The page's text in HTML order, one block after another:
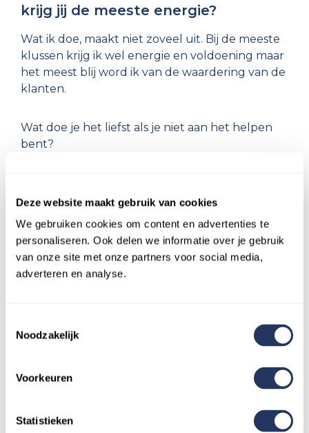
Deze website maakt gebruik van cookies
We gebruiken cookies om content en advertenties te
personaliseren. Ook delen we informatie over je gebruik
van onze site met onze partners voor social media,
adverteren en analyse.
Noodzakelijk
Voorkeuren
Statistieken
krijg jij de meeste energie?
Wat ik doe, maakt niet zoveel uit. Bij de meeste
klussen krijg ik wel energie en voldoening maar
het meest blij word ik van de waardering van de
klanten.
Wat doe je het liefst als je niet aan het helpen
bent?
vol met klusjes in huis of ik ben bzig als actieve
ik heb ook hobby's zoals dj'en en mijn eigen
drive-in-show. En zo af en toe wat lezen.